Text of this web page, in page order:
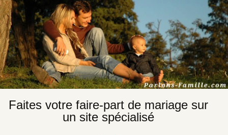
Faites votre faire-part de mariage sur
un site spécialisé